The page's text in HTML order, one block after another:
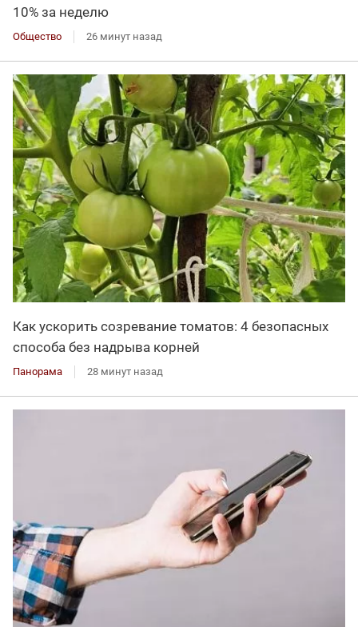
10% за неделю
Общество 26 минут назад
Как ускорить созревание томатов: 4 безопасных
способа без надрыва корней
Панорама 28 минут назад